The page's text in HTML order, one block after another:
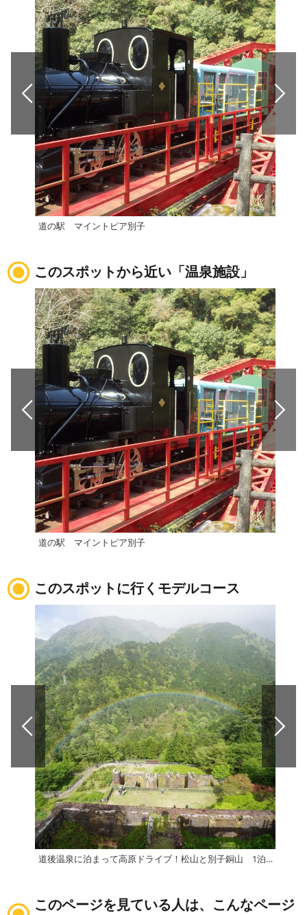
道の駅 マイントピア別子
このスポットから近い「温泉施設」
道の駅 マイントピア別子
このスポットに行くモデルコース
道後温泉に泊まって高原ドライブ！松山と別子銅山 1泊2日
このページを見ている人は、こんなページ